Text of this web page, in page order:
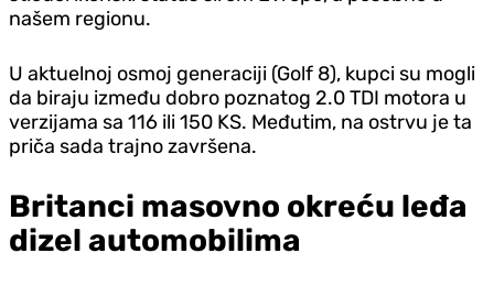
našem regionu.
U aktuelnoj osmoj generaciji (Golf 8), kupci su mogli
da biraju između dobro poznatog 2.0 TDI motora u
verzijama sa 116 ili 150 KS. Međutim, na ostrvu je ta
priča sada trajno završena.
Britanci masovno okreću leđa
dizel automobilima